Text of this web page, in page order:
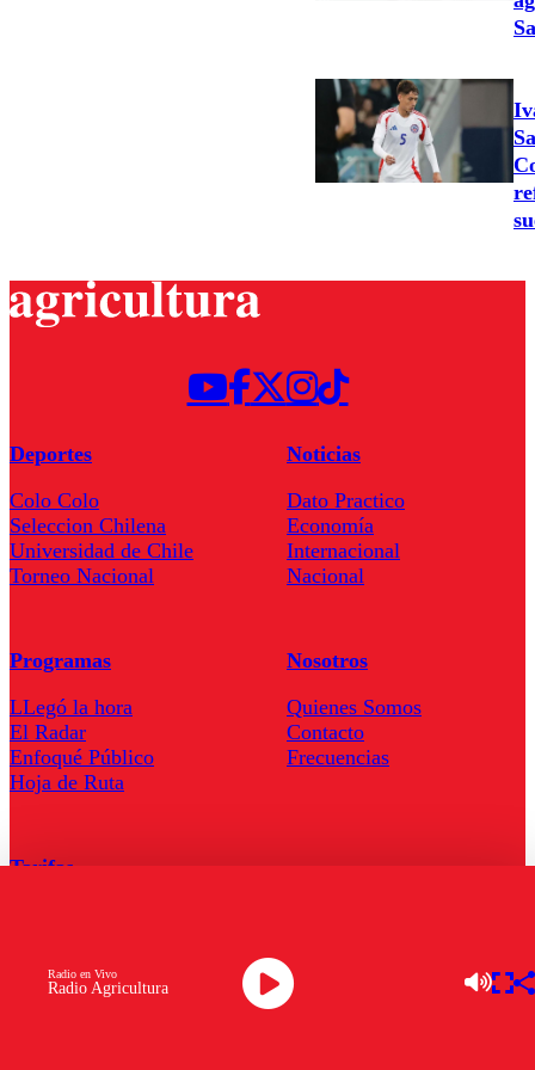
Radio Agricultura
Radio en Vivo
Deportes
Colo Colo
Seleccion Chilena
Universidad de Chile
Torneo Nacional
Noticias
Dato Practico
Economía
Internacional
Nacional
Programas
LLegó la hora
El Radar
Enfoqué Público
Hoja de Ruta
Nosotros
Quienes Somos
Contacto
Frecuencias
Tarifas